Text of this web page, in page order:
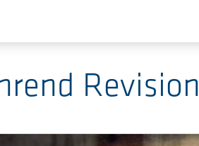
Revision